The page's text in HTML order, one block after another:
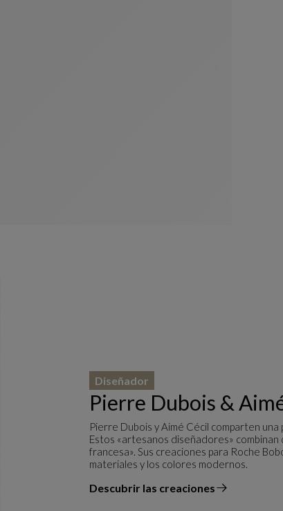
Pierre Dubois &
Diseñador
Pierre Dubois y Aimé Cécil comparten
Estos «artesanos diseñadores»
francesa». Sus creaciones para Roche
materiales y los colores modernos.
Descubrir las creaciones
el diseñador